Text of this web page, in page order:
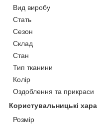
Вид виробу
Стать
Сезон
Склад
Стан
Тип тканини
Колір
Оздоблення та прикраси
Користувальницькі
Розмір